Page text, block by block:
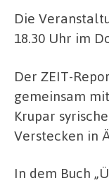
Die
18.30 Uhr im
Der ZEIT-
gemeinsam
Krupar
Verstecken in
In dem Buch